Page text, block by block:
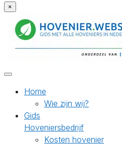
×
Home
Wie zijn wij?
Gids
Hoveniersbedrijf
Kosten hovenier